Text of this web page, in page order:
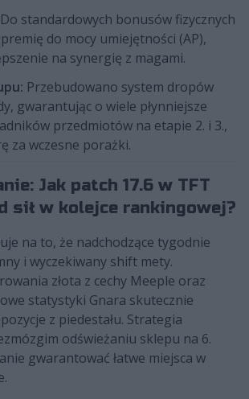
Do standardowych bonusów fizycznych
do mocy umiejętności (AP),
na synergię z magami.
Przebudowano system dropów
gwarantując o wiele płynniejsze
przedmiotów na etapie 2. i 3.,
za wczesne porażki.
Jak patch 17.6 w TFT
sił w kolejce rankingowej?
na to, że nadchodzące tygodnie
i wyczekiwany shift mety.
złota z cechy Meeple oraz
statystyki Gnara skutecznie
z piedestału. Strategia
odświeżaniu sklepu na 6.
gwarantować łatwe miejsca w